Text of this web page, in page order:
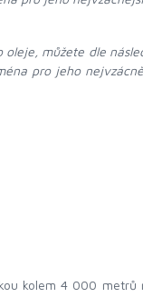
můžete dle
pro jeho
kolem 4 000 metrů